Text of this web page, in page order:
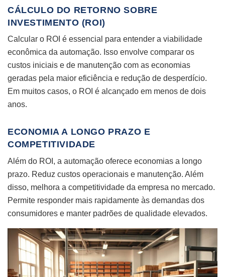
CÁLCULO DO RETORNO SOBRE
INVESTIMENTO (ROI)
Calcular o ROI é essencial para entender a viabilidade
econômica da automação. Isso envolve comparar os
custos iniciais e de manutenção com as economias
geradas pela maior eficiência e redução de desperdício.
Em muitos casos, o ROI é alcançado em menos de dois
anos.
ECONOMIA A LONGO PRAZO E
COMPETITIVIDADE
Além do ROI, a automação oferece economias a longo
prazo. Reduz custos operacionais e manutenção. Além
disso, melhora a competitividade da empresa no mercado.
Permite responder mais rapidamente às demandas dos
consumidores e manter padrões de qualidade elevados.